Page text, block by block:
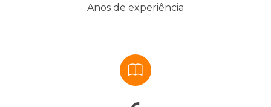
Anos de experiência